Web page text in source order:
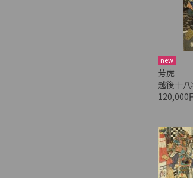
new
芳虎
越後十
120,000